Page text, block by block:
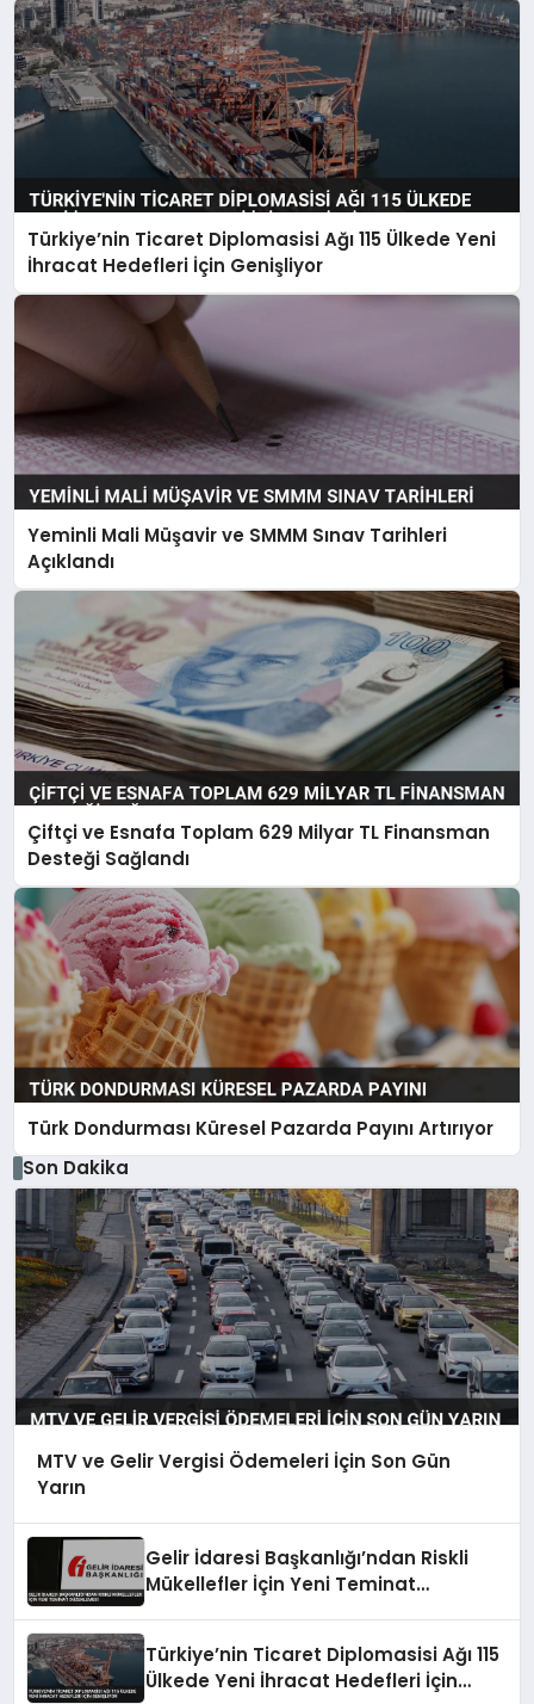
Türkiye’nin Ticaret Diplomasisi Ağı 115 Ülkede Yeni
İhracat Hedefleri İçin Genişliyor
Yeminli Mali Müşavir ve SMMM Sınav Tarihleri
Açıklandı
Çiftçi ve Esnafa Toplam 629 Milyar TL Finansman
Desteği Sağlandı
Türk Dondurması Küresel Pazarda Payını Artırıyor
Son Dakika
MTV ve Gelir Vergisi Ödemeleri İçin Son Gün
Yarın
Gelir İdaresi Başkanlığı’ndan Riskli
Mükellefler İçin Yeni Teminat
Türkiye’nin Ticaret Diplomasisi Ağı 115
Ülkede Yeni İhracat Hedefleri İçin